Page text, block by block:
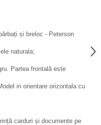
și breloc - Peterson
naturala;
Partea frontală este
in orientare orizontala cu
carduri și documente pe